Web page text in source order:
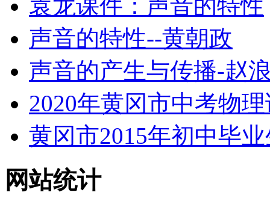
袁龙课件：声音的特性
声音的特性--黄朝政
声音的产生与传播-赵
2020年黄冈市中考物
黄冈市2015年初中毕
网站统计